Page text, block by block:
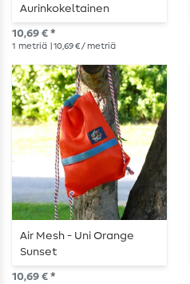
Aurinkokeltainen
tavallinen
10,69 € *
1 metriä | 10,69 € / metriä
Air Mesh - Uni Orange
Sunset
10,69 € *